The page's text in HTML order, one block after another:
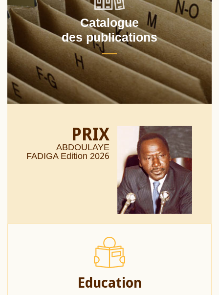
Catalogue
des publications
PRIX
ABDOULAYE
FADIGA Edition 2026
Education